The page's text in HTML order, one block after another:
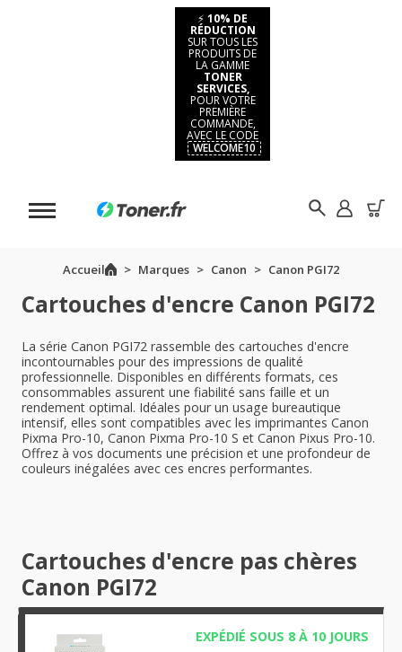
⚡ 10% DE
RÉDUCTION
SUR TOUS LES
PRODUITS DE
LA GAMME
TONER
SERVICES,
POUR VOTRE
PREMIÈRE
COMMANDE,
AVEC LE CODE
WELCOME10
Accueil Marques Canon Canon PGI72
Cartouches d'encre Canon PGI72
La série Canon PGI72 rassemble des cartouches d'encre
incontournables pour des impressions de qualité
professionnelle. Disponibles en différents formats, ces
consommables assurent une fiabilité sans faille et un
rendement optimal. Idéales pour un usage bureautique
intensif, elles sont compatibles avec les imprimantes Canon
Pixma Pro-10, Canon Pixma Pro-10 S et Canon Pixus Pro-10.
Offrez à vos documents une précision et une profondeur de
couleurs inégalées avec ces encres performantes.
Cartouches d'encre pas chères
Canon PGI72
EXPÉDIÉ SOUS 8 À 10 JOURS